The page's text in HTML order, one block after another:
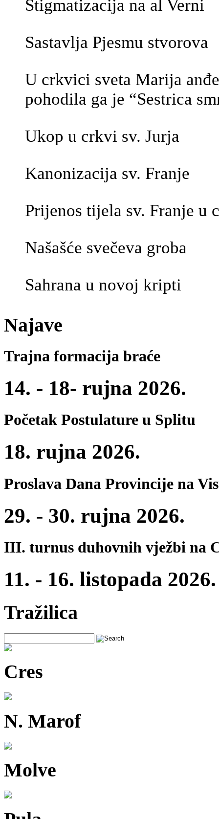
Stigmatizacija na al Verni
Sastavlja Pjesmu stvorova
U crkvici sveta Marija
pohodila ga je “Sestrica
Ukop u crkvi sv. Jurja
Kanonizacija sv. Franje
Prijenos tijela sv. Franje u
Našašće svečeva groba
Sahrana u novoj kripti
Najave
Trajna formacija braće
14. - 18- rujna 2026.
Početak Postulature u Splitu
18. rujna 2026.
Proslava Dana Provincije na
29. - 30. rujna 2026.
III. turnus duhovnih vježbi na
11. - 16. listopada 2026.
Tražilica
Cres
N. Marof
Molve